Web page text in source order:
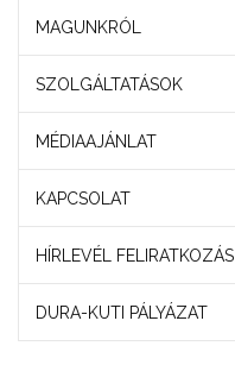
MAGUNKRÓL
SZOLGÁLTATÁSOK
MÉDIAAJÁNLAT
KAPCSOLAT
HÍRLEVÉL FELIRATKOZÁS
DURA-KUTI PÁLYÁZAT